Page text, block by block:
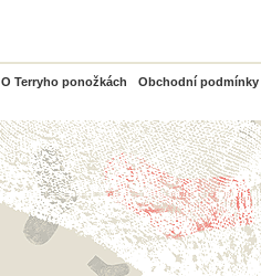
O Terryho ponožkách Obchodní podmínky
PayPal